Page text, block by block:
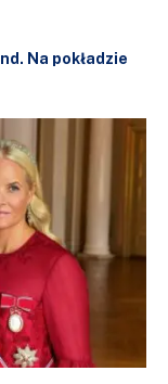
Na pokładzie